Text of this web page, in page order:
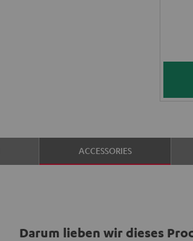
ACCESSORIES
Darum lieben wir dieses